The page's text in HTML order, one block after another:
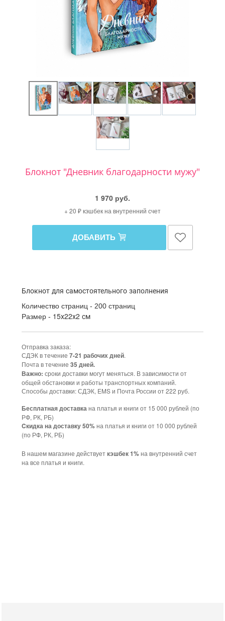
Блокнот "Дневник благодарности мужу"
1 970 руб.
+ 20 ₽ кэшбек на внутренний счет
ДОБАВИТЬ
Блокнот для самостоятельного заполнения
Количество страниц - 200 страниц
Размер - 15х22х2 см
Отправка заказа:
СДЭК в течение 7-21 рабочих дней.
Почта в течение 35 дней.
Важно: сроки доставки могут меняться. В зависимости от
общей обстановки и работы транспортных компаний.
Способы доставки: СДЭК, EMS и Почта России от 222 руб.
Бесплатная доставкана платья и книги от 15 000 рублей (по
РФ, РК, РБ)
Cкидка на доставку 50% на платья и книги от 10 000 рублей
(по РФ, РК, РБ)
В нашем магазине действуеткэшбек 1% на внутренний счет
на все платья и книги.